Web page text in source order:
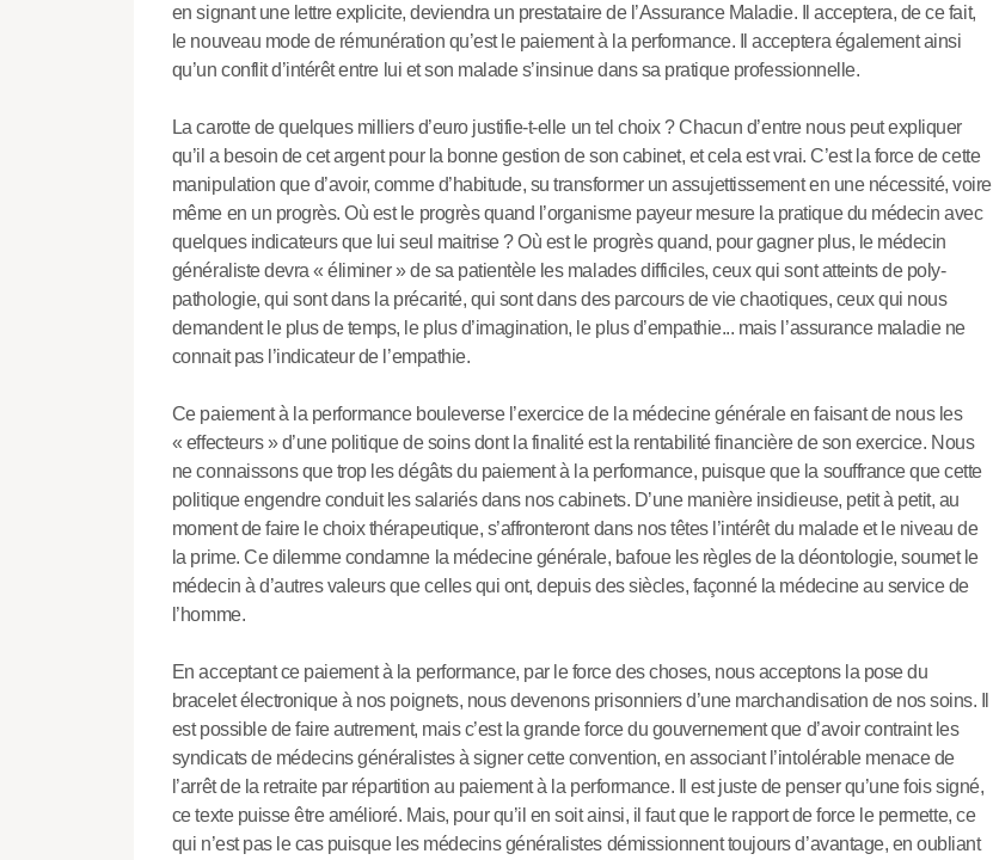
en signant une lettre explicite, deviendra un prestataire de l’Assurance Maladie. Il acceptera, de ce fait,
le nouveau mode de rémunération qu’est le paiement à la performance. Il acceptera également ainsi
qu’un conflit d’intérêt entre lui et son malade s’insinue dans sa pratique professionnelle.
La carotte de quelques milliers d’euro justifie-t-elle un tel choix ? Chacun d’entre nous peut expliquer
qu’il a besoin de cet argent pour la bonne gestion de son cabinet, et cela est vrai. C’est la force de cette
manipulation que d’avoir, comme d’habitude, su transformer un assujettissement en une nécessité, voire
même en un progrès. Où est le progrès quand l’organisme payeur mesure la pratique du médecin avec
quelques indicateurs que lui seul maitrise ? Où est le progrès quand, pour gagner plus, le médecin
généraliste devra « éliminer » de sa patientèle les malades difficiles, ceux qui sont atteints de poly-
pathologie, qui sont dans la précarité, qui sont dans des parcours de vie chaotiques, ceux qui nous
demandent le plus de temps, le plus d’imagination, le plus d’empathie... mais l’assurance maladie ne
connait pas l’indicateur de l’empathie.
Ce paiement à la performance bouleverse l’exercice de la médecine générale en faisant de nous les
« effecteurs » d’une politique de soins dont la finalité est la rentabilité financière de son exercice. Nous
ne connaissons que trop les dégâts du paiement à la performance, puisque que la souffrance que cette
politique engendre conduit les salariés dans nos cabinets. D’une manière insidieuse, petit à petit, au
moment de faire le choix thérapeutique, s’affronteront dans nos têtes l’intérêt du malade et le niveau de
la prime. Ce dilemme condamne la médecine générale, bafoue les règles de la déontologie, soumet le
médecin à d’autres valeurs que celles qui ont, depuis des siècles, façonné la médecine au service de
l’homme.
En acceptant ce paiement à la performance, par le force des choses, nous acceptons la pose du
bracelet électronique à nos poignets, nous devenons prisonniers d’une marchandisation de nos soins. Il
est possible de faire autrement, mais c’est la grande force du gouvernement que d’avoir contraint les
syndicats de médecins généralistes à signer cette convention, en associant l’intolérable menace de
l’arrêt de la retraite par répartition au paiement à la performance. Il est juste de penser qu’une fois signé,
ce texte puisse être amélioré. Mais, pour qu’il en soit ainsi, il faut que le rapport de force le permette, ce
qui n’est pas le cas puisque les médecins généralistes démissionnent toujours d’avantage, en oubliant